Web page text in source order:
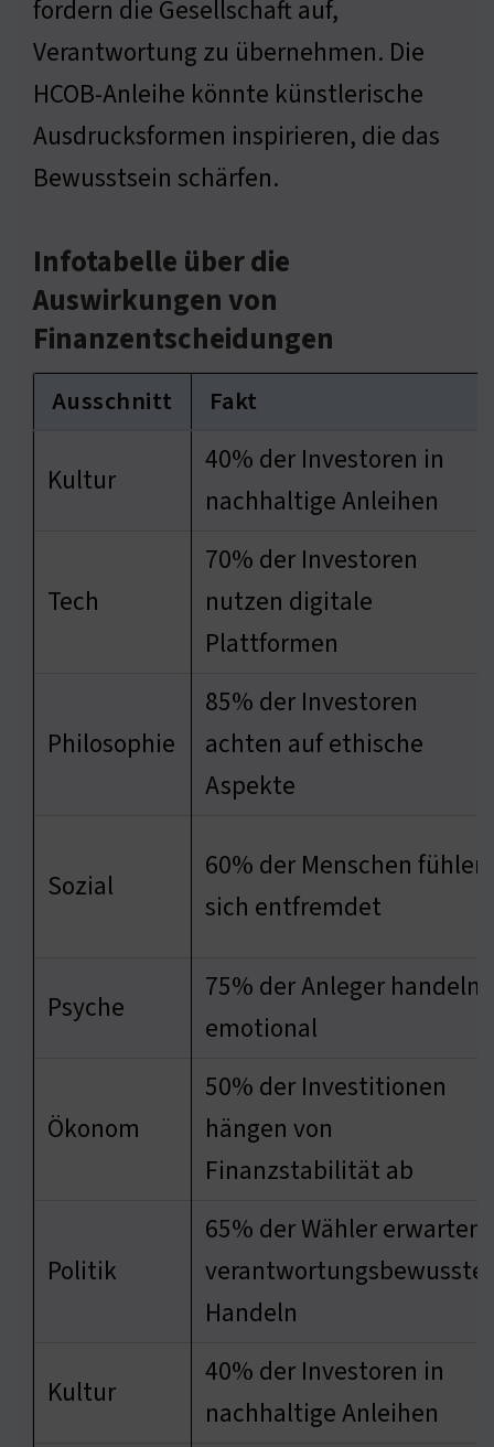
fordern die Gesellschaft auf,
Verantwortung zu übernehmen. Die
HCOB-Anleihe könnte künstlerische
Ausdrucksformen inspirieren, die das
Bewusstsein schärfen.
Infotabelle über die
Auswirkungen von
Finanzentscheidungen
Ausschnitt Fakt
Kultur
40% der Investoren in
nachhaltige Anleihen
Tech
70% der Investoren
nutzen digitale
Plattformen
Philosophie
85% der Investoren
achten auf ethische
Aspekte
Sozial
60% der Menschen fühlen
sich entfremdet
Psyche
75% der Anleger handeln
emotional
Ökonom
50% der Investitionen
hängen von
Finanzstabilität ab
Politik
65% der Wähler erwarten
Handeln
Kultur
40% der Investoren in
nachhaltige Anleihen